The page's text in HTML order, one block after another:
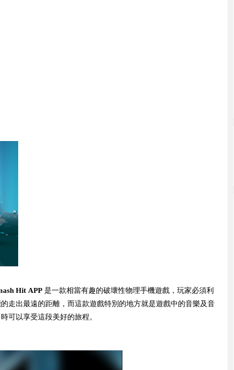
Hit APP 是一款相當有趣的破壞性物理手機遊戲，玩家必須利
走出最遠的距離，而這款遊戲特別的地方就是遊戲中的音樂及音
可以享受這段美好的旅程。